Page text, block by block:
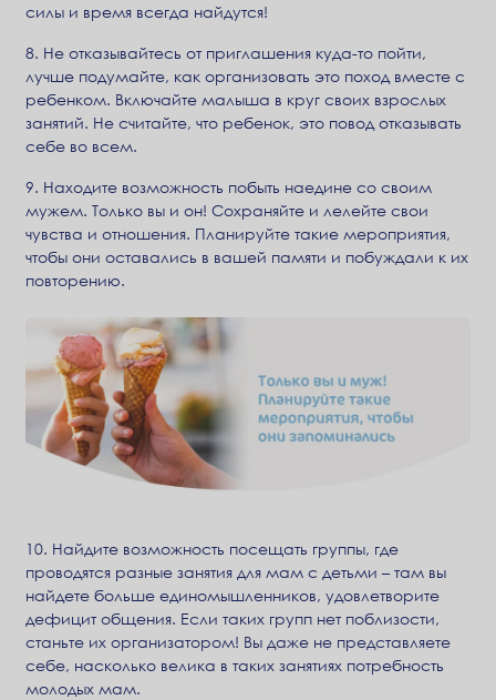
силы и время всегда найдутся!
8. Не отказывайтесь от приглашения куда-то пойти,
лучше подумайте, как организовать это поход вместе с
ребенком. Включайте малыша в круг своих взрослых
занятий. Не считайте, что ребенок, это повод отказывать
себе во всем.
9. Находите возможность побыть наедине со своим
мужем. Только вы и он! Сохраняйте и лелейте свои
чувства и отношения. Планируйте такие мероприятия,
чтобы они оставались в вашей памяти и побуждали к их
повторению.
10. Найдите возможность посещать группы, где
проводятся разные занятия для мам с детьми – там вы
найдете больше единомышленников, удовлетворите
дефицит общения. Если таких групп нет поблизости,
станьте их организатором! Вы даже не представляете
себе, насколько велика в таких занятиях потребность
молодых мам.